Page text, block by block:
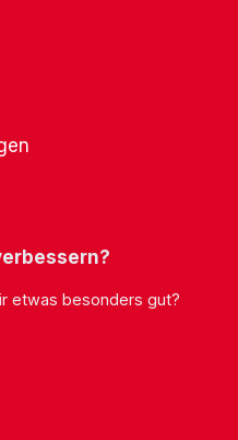
etwas besonders gut?